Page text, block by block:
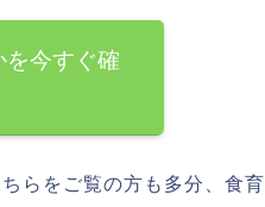
今すぐ確
らをご覧の方も多分、食育